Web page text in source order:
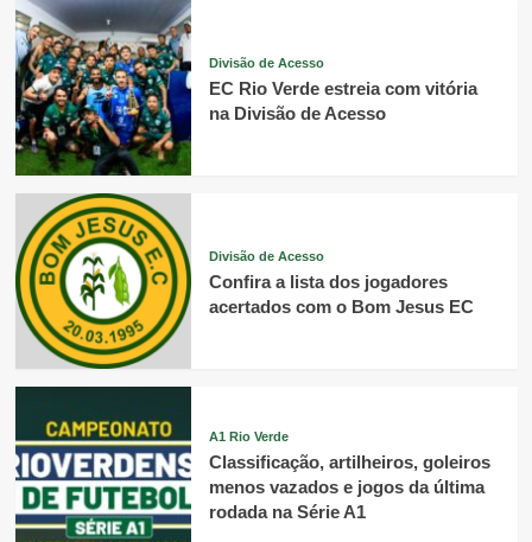
Divisão de Acesso
EC Rio Verde estreia com vitória
na Divisão de Acesso
Divisão de Acesso
Confira a lista dos jogadores
acertados com o Bom Jesus EC
A1 Rio Verde
Classificação, artilheiros, goleiros
menos vazados e jogos da última
rodada na Série A1